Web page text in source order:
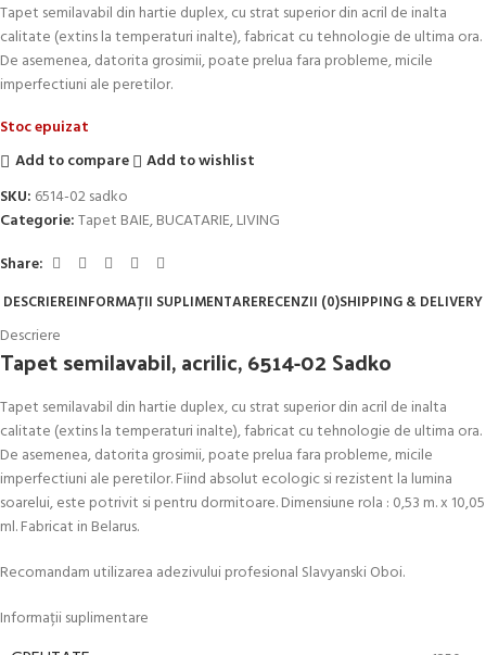
Tapet semilavabil din hartie duplex, cu strat superior din acril de inalta
calitate (extins la temperaturi inalte), fabricat cu tehnologie de ultima ora.
De asemenea, datorita grosimii, poate prelua fara probleme, micile
imperfectiuni ale peretilor.
Stoc epuizat
Add to compare
Add to wishlist
SKU: 6514-02 sadko
Categorie:Tapet BAIE, BUCATARIE, LIVING
Share:
DESCRIEREINFORMAȚII SUPLIMENTARERECENZII (0)SHIPPING & DELIVERY
Descriere
Tapet semilavabil, acrilic, 6514-02 Sadko
Tapet semilavabil din hartie duplex, cu strat superior din acril de inalta
calitate (extins la temperaturi inalte), fabricat cu tehnologie de ultima ora.
De asemenea, datorita grosimii, poate prelua fara probleme, micile
imperfectiuni ale peretilor. Fiind absolut ecologic si rezistent la lumina
soarelui, este potrivit si pentru dormitoare. Dimensiune rola : 0,53 m. x 10,05
ml. Fabricat in Belarus.
Recomandam utilizarea adezivului profesional Slavyanski Oboi.
Informații suplimentare